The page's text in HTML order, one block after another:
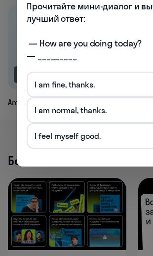
NEW
Amour
Бесплатные активности
Прочитайте мини-диалог и
лучший ответ:
— _________
I am fine, thanks.
I am normal, thanks.
I feel myself good.